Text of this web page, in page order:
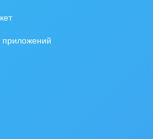
приложений